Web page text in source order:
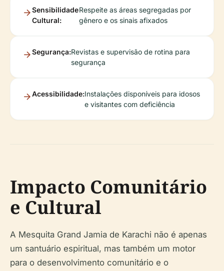
Sensibilidade
Cultural:
Respeite as áreas segregadas por
gênero e os sinais afixados
Segurança:Revistas e supervisão de rotina para
segurança
Acessibilidade:Instalações disponíveis para idosos
e visitantes com deficiência
Impacto Comunitário
e Cultural
A Mesquita Grand Jamia de Karachi não é apenas
um santuário espiritual, mas também um motor
para o desenvolvimento comunitário e o